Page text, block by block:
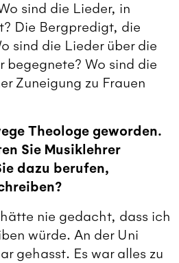
sind die Lieder, in
Die Bergpredigt, die
sind die Lieder über die
begegnete? Wo sind die
Zuneigung zu Frauen
Theologe geworden.
Sie Musiklehrer
dazu berufen,
nie gedacht, dass ich
würde. An der Uni
gehasst. Es war alles zu